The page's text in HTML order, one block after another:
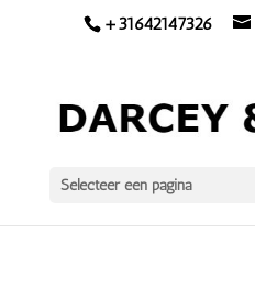
+31642147326
Selecteer een pagina